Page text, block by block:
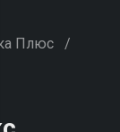
Плюс /